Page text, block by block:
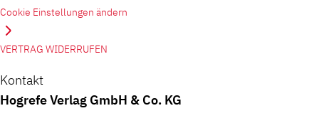
Cookie Einstellungen ändern
VERTRAG WIDERRUFEN
Kontakt
Hogrefe Verlag GmbH & Co. KG